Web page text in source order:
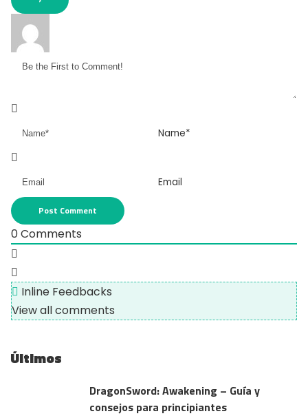
Name*
Email
0Comments
Inline Feedbacks
View all comments
Últimos
DragonSword: Awakening – Guía y
consejos para principiantes